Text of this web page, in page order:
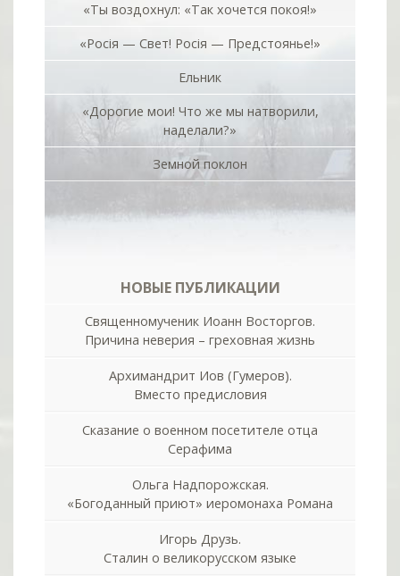
«Ты воздохнул: «Так хочется покоя!»
«Росiя — Свет! Росiя — Предстоянье!»
Ельник
«Дорогие мои! Что же мы натворили,
наделали?»
Земной поклон
НОВЫЕ ПУБЛИКАЦИИ
Священномученик Иоанн Восторгов.
Причина неверия – греховная жизнь
Архимандрит Иов (Гумеров).
Вместо предисловия
Сказание о военном посетителе отца
Серафима
Ольга Надпорожская.
«Богоданный приют» иеромонаха Романа
Игорь Друзь.
Сталин о великорусском языке